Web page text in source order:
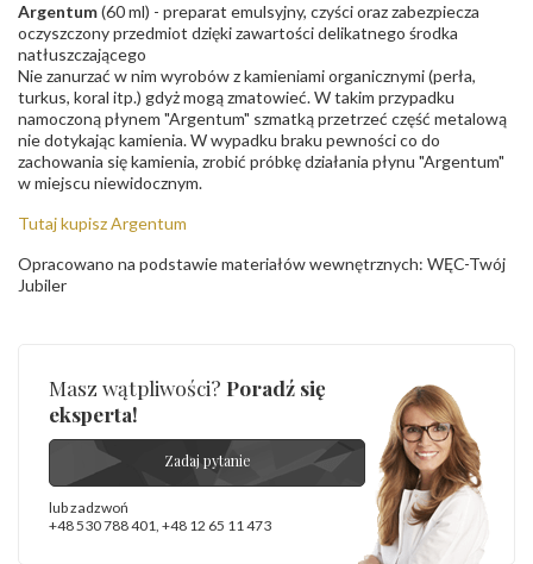
Argentum(60 ml) - preparat emulsyjny, czyści oraz zabezpiecza
oczyszczony przedmiot dzięki zawartości delikatnego środka
natłuszczającego
Nie zanurzać w nim wyrobów z kamieniami organicznymi (perła,
turkus, koral itp.) gdyż mogą zmatowieć. W takim przypadku
namoczoną płynem "Argentum" szmatką przetrzeć część metalową
nie dotykając kamienia. W wypadku braku pewności co do
zachowania się kamienia, zrobić próbkę działania płynu "Argentum"
w miejscu niewidocznym.
Tutaj kupisz Argentum
Opracowano na podstawie materiałów wewnętrznych: WĘC-Twój
Jubiler
Masz wątpliwości? Poradź się
eksperta!
Zadaj pytanie
lub zadzwoń
+48 530 788 401, +48 12 65 11 473